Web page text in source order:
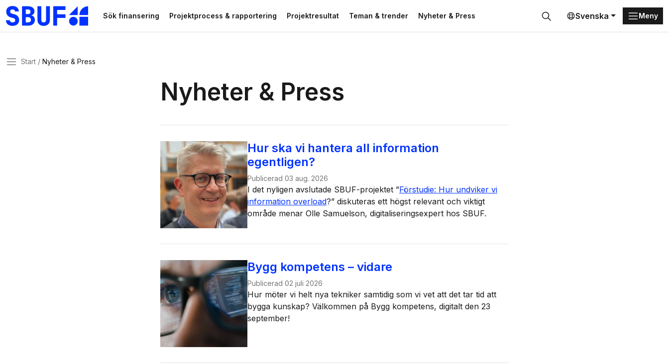
Gå direkt till huvudinnehålletSök finansering Projektprocess & rapportering Projektresultat Teman & trender Nyheter & Press Svenska Meny
MenyStart Nyheter & Press
Nyheter & Press
Hur ska vi hantera all information
egentligen?
Publicerad 03 aug. 2026
I det nyligen avslutade SBUF-projektet ”Förstudie: Hur undviker vi
information overload?” diskuteras ett högst relevant och viktigt
område menar Olle Samuelson, digitaliseringsexpert hos SBUF.
Bygg kompetens – vidare
Publicerad 02 juli 2026
Hur möter vi helt nya tekniker samtidig som vi vet att det tar tid att
bygga kunskap? Välkommen på Bygg kompetens, digitalt den 23
september!